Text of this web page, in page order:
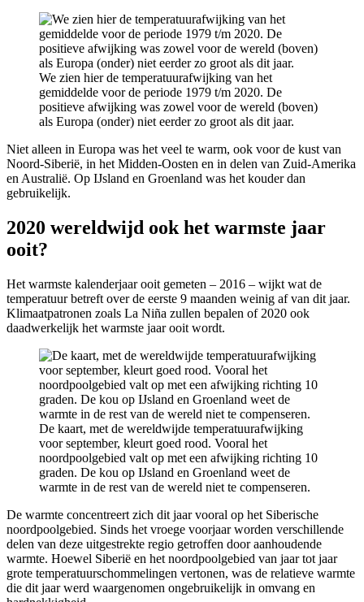
We zien hier de temperatuurafwijking van het
gemiddelde voor de periode 1979 t/m 2020. De
positieve afwijking was zowel voor de wereld (boven)
als Europa (onder) niet eerder zo groot als dit jaar.
Niet alleen in Europa was het veel te warm, ook voor de kust van
Noord-Siberië, in het Midden-Oosten en in delen van Zuid-Amerika
en Australië. Op IJsland en Groenland was het kouder dan
gebruikelijk.
2020 wereldwijd ook het warmste jaar
ooit?
Het warmste kalenderjaar ooit gemeten – 2016 – wijkt wat de
temperatuur betreft over de eerste 9 maanden weinig af van dit jaar.
Klimaatpatronen zoals La Niña zullen bepalen of 2020 ook
daadwerkelijk het warmste jaar ooit wordt.
De kaart, met de wereldwijde temperatuurafwijking
voor september, kleurt goed rood. Vooral het
noordpoolgebied valt op met een afwijking richting 10
graden. De kou op IJsland en Groenland weet de
warmte in de rest van de wereld niet te compenseren.
De warmte concentreert zich dit jaar vooral op het Siberische
noordpoolgebied. Sinds het vroege voorjaar worden verschillende
delen van deze uitgestrekte regio getroffen door aanhoudende
warmte. Hoewel Siberië en het noordpoolgebied van jaar tot jaar
grote temperatuurschommelingen vertonen, was de relatieve warmte
die dit jaar werd waargenomen ongebruikelijk in omvang en